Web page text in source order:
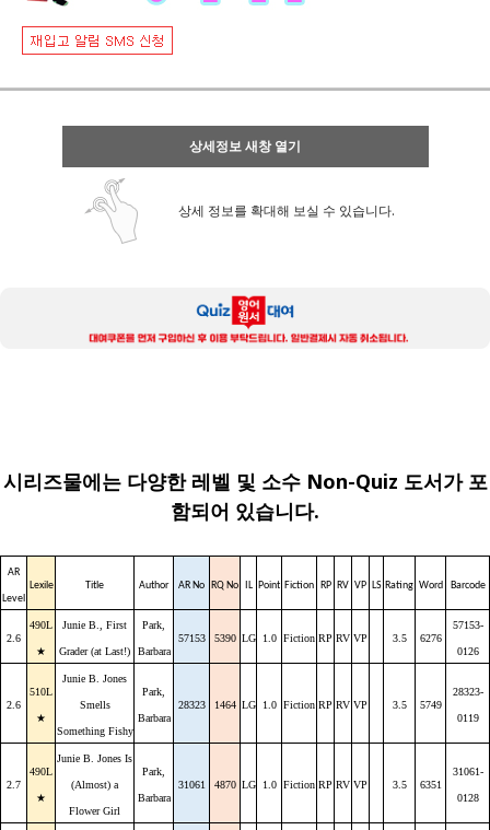
상세정보 새창 열기
상세 정보를 확대해 보실 수 있습니다.
시리즈물에는 다양한 레벨 및 소수 Non-Quiz 도서가 포
함되어 있습니다.
AR
Level
Lexile Title Author AR No RQ No IL Point Fiction RP RV VP LS Rating Word Barcode
2.6
490L
★
Junie B., First
Grader (at Last!)
Park,
Barbara
57153 5390 LG 1.0 Fiction RP RV VP 3.5 6276
57153-
0126
2.6
510L
★
Junie B. Jones
Smells
Something Fishy
Park,
Barbara
28323 1464 LG 1.0 Fiction RP RV VP 3.5 5749
28323-
0119
2.7
490L
★
Junie B. Jones Is
(Almost) a
Flower Girl
Park,
Barbara
31061 4870 LG 1.0 Fiction RP RV VP 3.5 6351
31061-
0128